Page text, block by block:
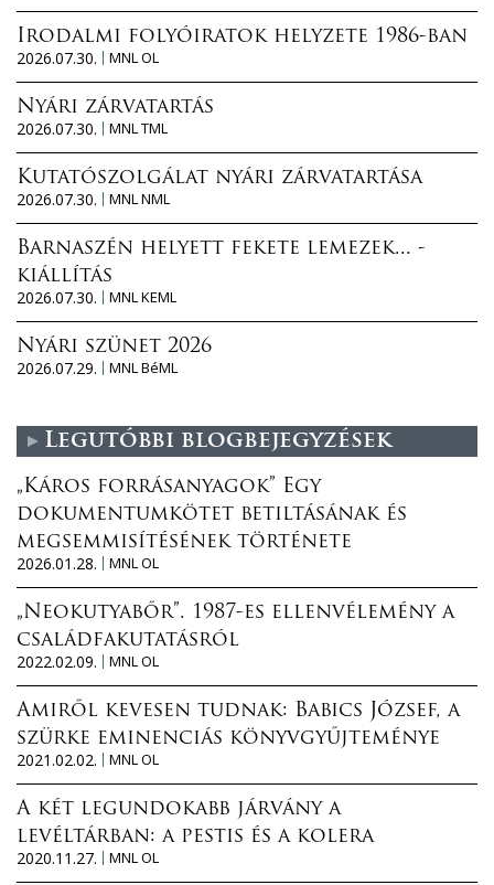
Irodalmi folyóiratok helyzete 1986-ban
2026.07.30.
MNL OL
Nyári zárvatartás
2026.07.30.
MNL TML
Kutatószolgálat nyári zárvatartása
2026.07.30.
MNL NML
Barnaszén helyett fekete lemezek... -
kiállítás
2026.07.30.
MNL KEML
Nyári szünet 2026
2026.07.29.
MNL BéML
Legutóbbi blogbejegyzések
„Káros forrásanyagok” Egy
dokumentumkötet betiltásának és
megsemmisítésének története
2026.01.28.
MNL OL
„Neokutyabőr”. 1987-es ellenvélemény a
családfakutatásról
2022.02.09.
MNL OL
Amiről kevesen tudnak: Babics József, a
szürke eminenciás könyvgyűjteménye
2021.02.02.
MNL OL
A két legundokabb járvány a
levéltárban: a pestis és a kolera
2020.11.27.
MNL OL